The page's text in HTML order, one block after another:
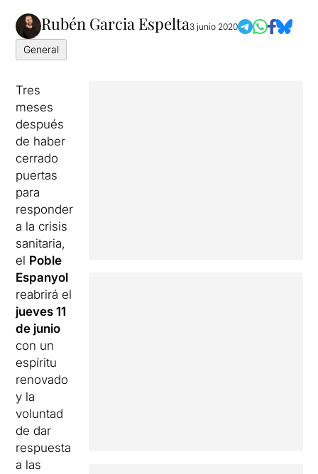
Rubén Garcia Espelta3 junio 2020
General
Tres
meses
después
de haber
cerrado
puertas
para
responder
a la crisis
sanitaria,
el Poble
Espanyol
reabrirá el
jueves 11
de junio
con un
espíritu
renovado
y la
voluntad
de dar
respuesta
a las